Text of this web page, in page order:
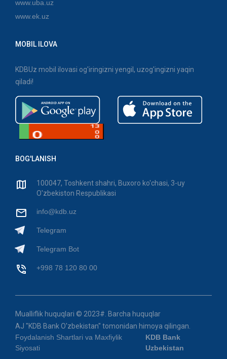
www.uba.uz
www.ek.uz
MOBIL ILOVA
KDBUz mobil ilovasi og'iringizni yengil, uzog'ingizni yaqin
qiladi!
BOG'LANISH
100047, Toshkent shahri, Buxoro ko'chasi, 3-uy
O'zbekiston Respublikasi
info@kdb.uz
Telegram
Telegram Bot
+998 78 120 80 00
Mualliflik huquqlari © 2023#. Barcha huquqlar
AJ "KDB Bank O'zbekistan" tomonidan himoya qilingan.
Foydalanish Shartlari va Maxfiylik
Siyosati
KDB Bank
Uzbekistan